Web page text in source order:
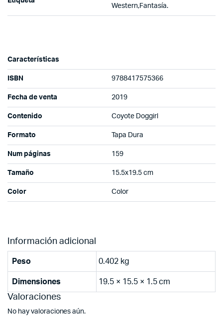
Western,Fantasía.
Características
ISBN 9788417575366
Fecha de venta 2019
Contenido Coyote Doggirl
Formato Tapa Dura
Num páginas 159
Tamaño 15.5x19.5 cm
Color Color
Información adicional
Peso 0.402 kg
Dimensiones 19.5 × 15.5 × 1.5 cm
Valoraciones
No hay valoraciones aún.